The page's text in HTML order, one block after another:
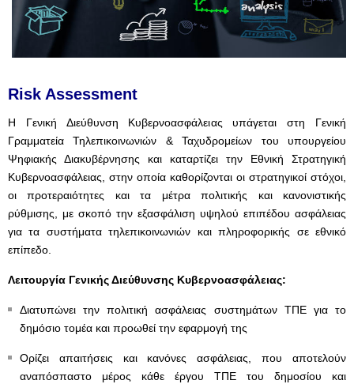
Risk Assessment
Η Γενική Διεύθυνση Κυβερνοασφάλειας υπάγεται στη Γενική
Γραμματεία Τηλεπικοινωνιών & Ταχυδρομείων του υπουργείου
Ψηφιακής Διακυβέρνησης και καταρτίζει την Εθνική Στρατηγική
Κυβερνοασφάλειας, στην οποία καθορίζονται οι στρατηγικοί στόχοι,
οι προτεραιότητες και τα μέτρα πολιτικής και κανονιστικής
ρύθμισης, με σκοπό την εξασφάλιση υψηλού επιπέδου ασφάλειας
για τα συστήματα τηλεπικοινωνιών και πληροφορικής σε εθνικό
επίπεδο.
Λειτουργία Γενικής Διεύθυνσης Κυβερνοασφάλειας:
Διατυπώνει την πολιτική ασφάλειας συστημάτων ΤΠΕ για το
δημόσιο τομέα και προωθεί την εφαρμογή της
Ορίζει απαιτήσεις και κανόνες ασφάλειας, που αποτελούν
αναπόσπαστο μέρος κάθε έργου ΤΠΕ του δημοσίου και